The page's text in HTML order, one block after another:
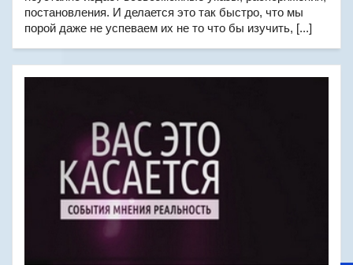
постановления. И делается это так быстро, что мы
порой даже не успеваем их не то что бы изучить, [...]